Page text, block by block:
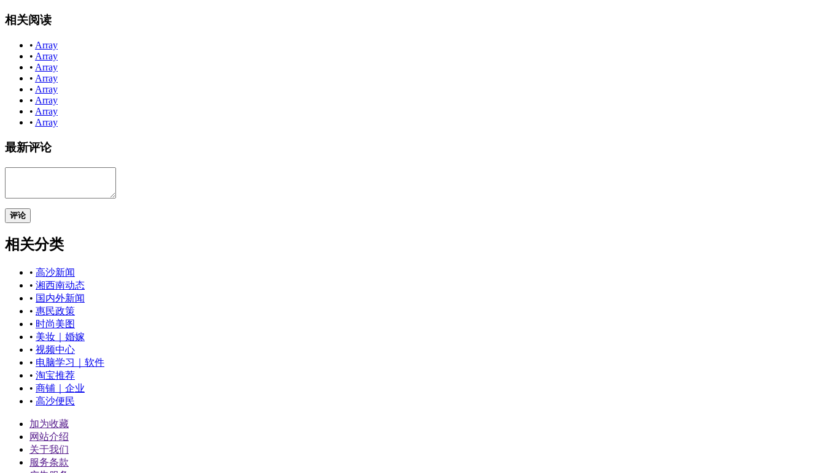
相关阅读
• Array
• Array
• Array
• Array
• Array
• Array
• Array
• Array
最新评论
评论
相关分类
• 高沙新闻
• 湘西南动态
• 国内外新闻
• 惠民政策
• 时尚美图
• 美妆｜婚嫁
• 视频中心
• 电脑学习｜软件
• 淘宝推荐
• 商铺｜企业
• 高沙便民
加为收藏
网站介绍
关于我们
服务条款